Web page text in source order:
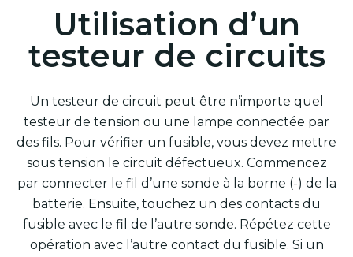
Utilisation d’un
testeur de circuits
Un testeur de circuit peut être n’importe quel
testeur de tension ou une lampe connectée par
des fils. Pour vérifier un fusible, vous devez mettre
sous tension le circuit défectueux. Commencez
par connecter le fil d’une sonde à la borne (-) de la
batterie. Ensuite, touchez un des contacts du
fusible avec le fil de l’autre sonde. Répétez cette
opération avec l’autre contact du fusible. Si un